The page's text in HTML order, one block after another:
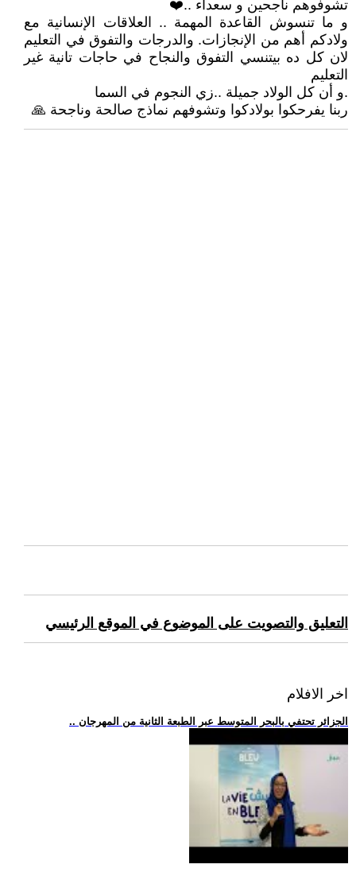
تشوفوهم ناجحين و سعداء ..❤️
و ما تنسوش القاعدة المهمة .. العلاقات الإنسانية مع
ولادكم أهم من الإنجازات. والدرجات والتفوق في التعليم
لان كل ده بيتنسي التفوق والنجاح في حاجات تانية غير
التعليم
.و أن كل الولاد جميلة ..زي النجوم في السما
ربنا يفرحكوا بولادكوا وتشوفهم نماذج صالحة وناجحة 🙏
التعليق والتصويت على الموضوع في الموقع الرئيسي
اخر الافلام
.. الجزائر تحتفي بالبحر المتوسط عبر الطبعة الثانية من المهرجان